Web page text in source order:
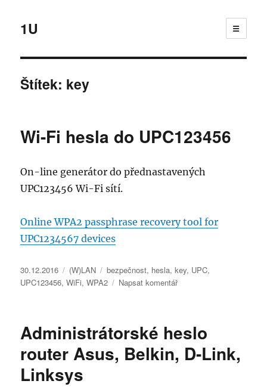
1U ☰
Štítek: key
Wi-Fi hesla do UPC123456
On-line generátor do přednastavených
UPC123456 Wi-Fi sítí.
Online WPA2 passphrase recovery tool for
UPC1234567 devices
Publikováno:
30.12.2016 Rubriky:
(W)LAN Štítky:
bezpečnost, hesla,key, UPC,
UPC123456,WiFi,WPA2 Napsat komentářpro
Wi-
hesla
Administrátorské heslo
router Asus, Belkin, D-Link,
Linksys